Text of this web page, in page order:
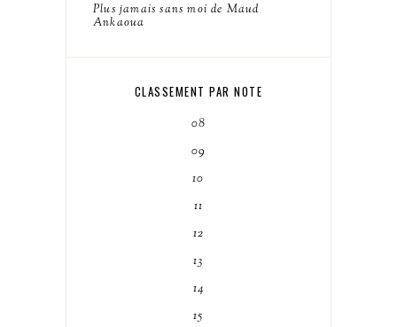
Plus jamais sans moi de Maud
Ankaoua
CLASSEMENT PAR NOTE
08
09
10
11
12
13
14
15